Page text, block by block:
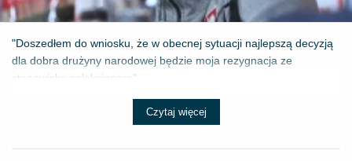
"Doszedłem do wniosku, że w obecnej sytuacji najlepszą decyzją
dla dobra drużyny narodowej będzie moja rezygnacja ze
stanowiska selekcjonera" - ...
Czytaj więcej